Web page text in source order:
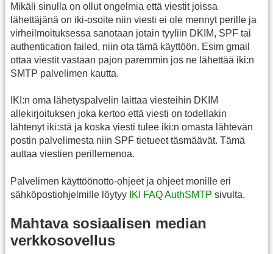
Mikäli sinulla on ollut ongelmia että viestit joissa
lähettäjänä on iki-osoite niin viesti ei ole mennyt perille ja
virheilmoituksessa sanotaan jotain tyyliin DKIM, SPF tai
authentication failed, niin ota tämä käyttöön. Esim gmail
ottaa viestit vastaan pajon paremmin jos ne lähettää iki:n
SMTP palvelimen kautta.
IKI:n oma lähetyspalvelin laittaa viesteihin DKIM
allekirjoituksen joka kertoo että viesti on todellakin
lähtenyt iki:stä ja koska viesti tulee iki:n omasta lähtevän
postin palvelimesta niin SPF tietueet täsmäävät. Tämä
auttaa viestien perillemenoa.
Palvelimen käyttöönotto-ohjeet ja ohjeet monille eri
sähköpostiohjelmille löytyy IKI FAQ AuthSMTP sivulta.
Mahtava sosiaalisen median
verkkosovellus